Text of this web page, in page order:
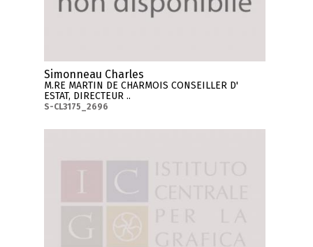
Simonneau Charles
M.RE MARTIN DE CHARMOIS CONSEILLER D'
ESTAT, DIRECTEUR ..
S-CL3175_2696